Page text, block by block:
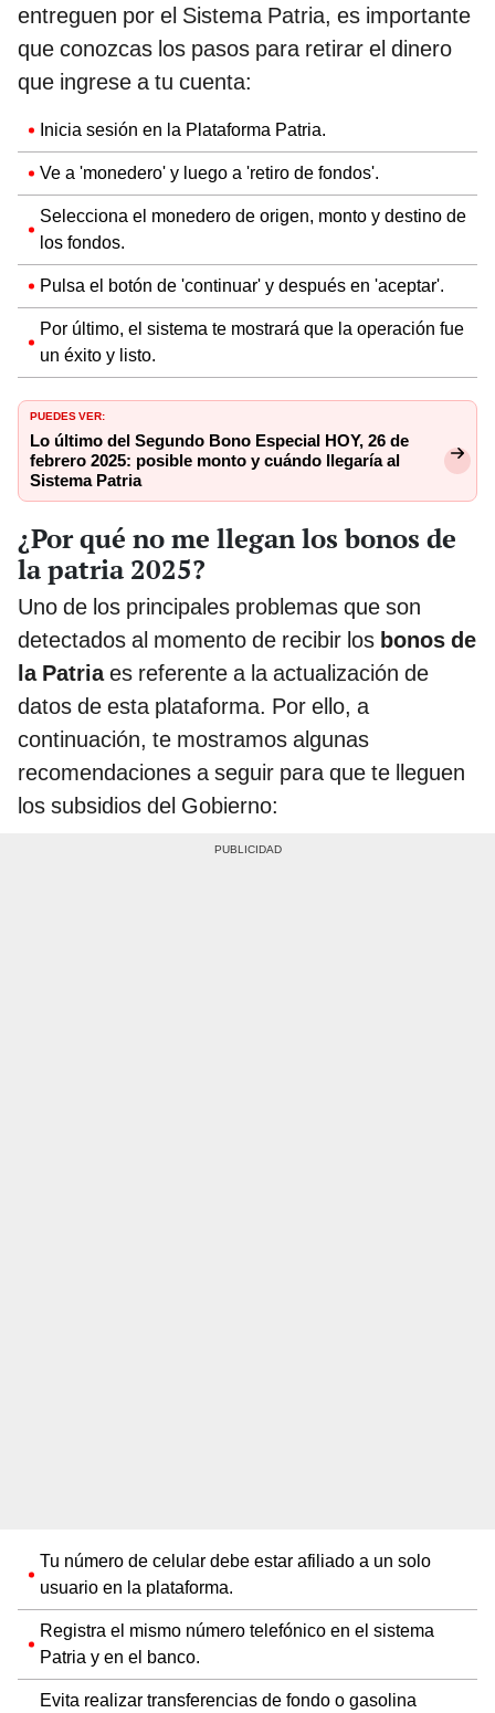
entreguen por el Sistema Patria, es importante
que conozcas los pasos para retirar el dinero
que ingrese a tu cuenta:
Inicia sesión en la Plataforma Patria.
Ve a 'monedero' y luego a 'retiro de fondos'.
Selecciona el monedero de origen, monto y destino de
los fondos.
Pulsa el botón de 'continuar' y después en 'aceptar'.
Por último, el sistema te mostrará que la operación fue
un éxito y listo.
PUEDES VER:
Lo último del Segundo Bono Especial HOY, 26 de
febrero 2025: posible monto y cuándo llegaría al
Sistema Patria
¿Por qué no me llegan los bonos de
la patria 2025?
Uno de los principales problemas que son
detectados al momento de recibir los bonos de
la Patriaes referente a la actualización de
datos de esta plataforma. Por ello, a
continuación, te mostramos algunas
recomendaciones a seguir para que te lleguen
los subsidios del Gobierno:
Tu número de celular debe estar afiliado a un solo
usuario en la plataforma.
Registra el mismo número telefónico en el sistema
Patria y en el banco.
Evita realizar transferencias de fondo o gasolina